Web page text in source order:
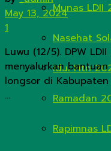
Munas LDII
Nasehat
Idul Fitri
Ramadan
Rapimnas
May 13, 2024
1
Luwu (12/5). DPW
menyalurkan
longsor di
...